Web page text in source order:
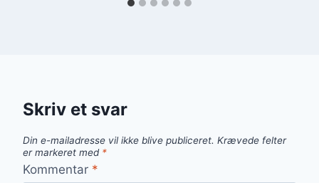
Skriv et svar
Din e-mailadresse vil ikke blive publiceret. Krævede felter
er markeret med *
Kommentar *